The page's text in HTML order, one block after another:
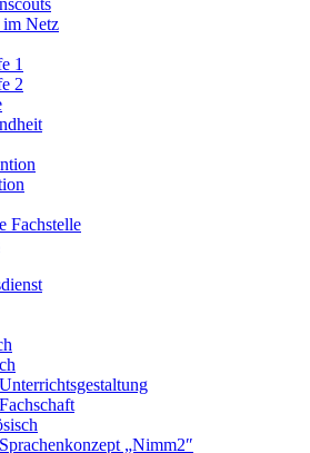
im Netz
1
2
Fachstelle
Unterrichtsgestaltung
Fachschaft
Sprachenkonzept „Nimm2″